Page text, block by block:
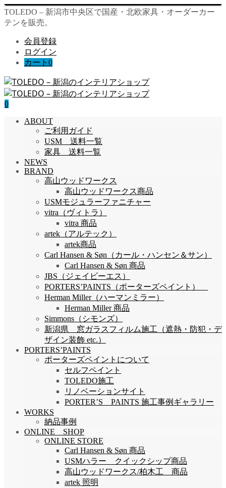
TOLEDO – 新潟市中央区で国産・北欧家具・オーダーカー
テンを販売。
会員登録
ログイン
カート 0
0
ABOUT
ご利用ガイド
USM 送料一覧
家具 送料一覧
NEWS
BRAND
高山ウッドワークス
高山ウッドワークス商品
USMモジュラーファニチャー
vitra（ヴィトラ）
vitra 商品
artek（アルテック）
artek商品
Carl Hansen & Søn（カール・ハンセン＆サン）
Carl Hansen & Søn 商品
JBS（ジェイビーエス）
PORTERS’PAINTS（ポーターズペイント）
Herman Miller（ハーマンミラー）
Herman Miller 商品
Simmons（シモンズ）
新潟県 窓ガラスフィルム施工（遮熱・防犯・デ
ザイン装飾 etc.）
PORTERS’PAINTS
ポーターズペイントについて
セルフペイント
TOLEDO施工
リノベーションサイト
PORTER’S PAINTS 施工事例ギャラリー
WORKS
納品事例
ONLINE SHOP
ONLINE STORE
Carl Hansen & Søn 商品
USMハラー クイックシップ商品
高山ウッドワークス/柏木工 商品
artek 照明